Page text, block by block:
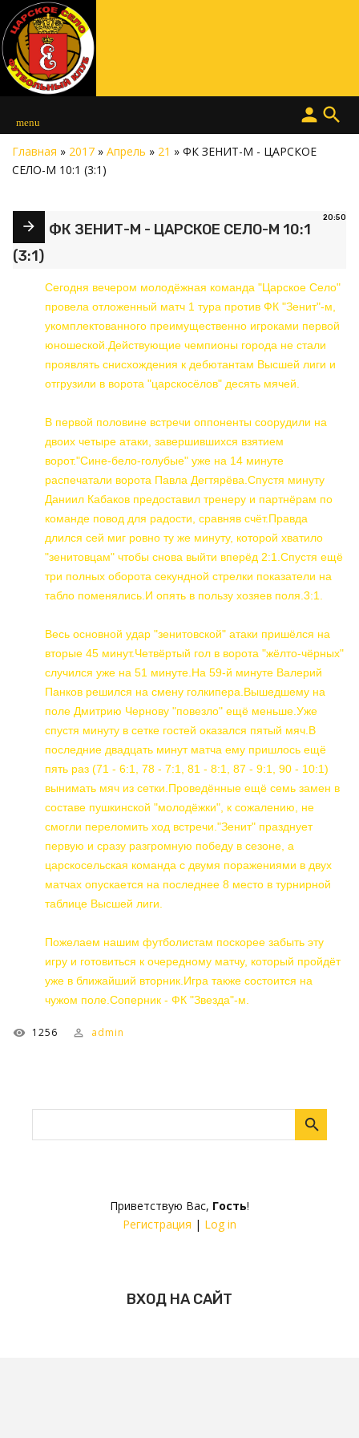
menu search
person
Приветствую Вас, Гость!
Регистрация | Log in
ВХОД НА САЙТ
Главная » 2017 » Апрель » 21 » ФК ЗЕНИТ-М - ЦАРСКОЕ
СЕЛО-М 10:1 (3:1)
20:50
ФК ЗЕНИТ-М - ЦАРСКОЕ СЕЛО-М 10:1
(3:1)
Сегодня вечером молодёжная команда "Царское Село"
провела отложенный матч 1 тура против ФК "Зенит"-м,
укомплектованного преимущественно игроками первой
юношеской.Действующие чемпионы города не стали
проявлять снисхождения к дебютантам Высшей лиги и
отгрузили в ворота "царскосёлов" десять мячей.
В первой половине встречи оппоненты соорудили на
двоих четыре атаки, завершившихся взятием
ворот."Сине-бело-голубые" уже на 14 минуте
распечатали ворота Павла Дегтярёва.Спустя минуту
Даниил Кабаков предоставил тренеру и партнёрам по
команде повод для радости, сравняв счёт.Правда
длился сей миг ровно ту же минуту, которой хватило
"зенитовцам" чтобы снова выйти вперёд 2:1.Спустя ещё
три полных оборота секундной стрелки показатели на
табло поменялись.И опять в пользу хозяев поля.3:1.
Весь основной удар "зенитовской" атаки пришёлся на
вторые 45 минут.Четвёртый гол в ворота "жёлто-чёрных"
случился уже на 51 минуте.На 59-й минуте Валерий
Панков решился на смену голкипера.Вышедшему на
поле Дмитрию Чернову "повезло" ещё меньше.Уже
спустя минуту в сетке гостей оказался пятый мяч.В
последние двадцать минут матча ему пришлось ещё
пять раз (71 - 6:1, 78 - 7:1, 81 - 8:1, 87 - 9:1, 90 - 10:1)
вынимать мяч из сетки.Проведённые ещё семь замен в
составе пушкинской "молодёжки", к сожалению, не
смогли переломить ход встречи."Зенит" празднует
первую и сразу разгромную победу в сезоне, а
царскосельская команда с двумя поражениями в двух
матчах опускается на последнее 8 место в турнирной
таблице Высшей лиги.
Пожелаем нашим футболистам поскорее забыть эту
игру и готовиться к очередному матчу, который пройдёт
уже в ближайший вторник.Игра также состоится на
чужом поле.Соперник - ФК "Звезда"-м.
1256 admin